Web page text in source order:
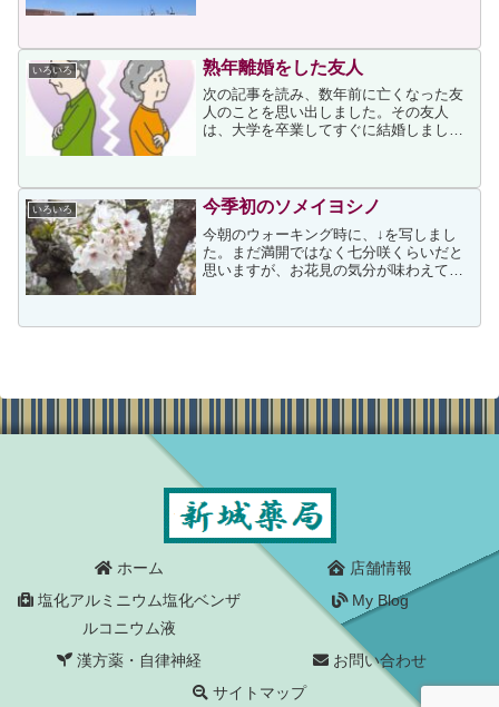
よって蒸されて汗ビッショリ...
いろいろ 熟年離婚をした友人
次の記事を読み、数年前に亡くなった友
人のことを思い出しました。その友人
は、大学を卒業してすぐに結婚しまし
地元が名古屋で、そちらで教師となった
ため、彼女も嫁いでからは名古...
いろいろ 今季初のソメイヨシノ
今朝のウォーキング時に、↓を写しまし
た。まだ満開ではなく七分咲くらいだと
思いますが、お花見の気分が味わえて満
朝のソメイヨシノが一番咲き始めが早
ホーム
店舗情報
塩化アルミニウム塩化ベンザ
ルコニウム液
My Blog
漢方薬・自律神経
お問い合わせ
サイトマップ